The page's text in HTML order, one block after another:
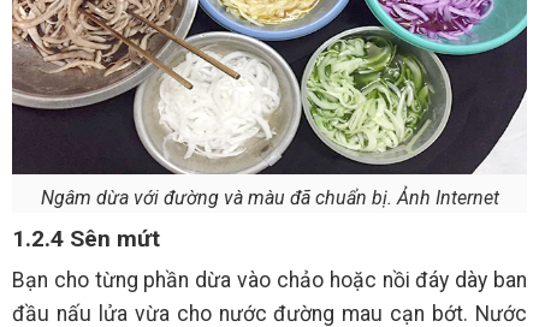
Ngâm dừa với đường và màu đã chuẩn bị. Ảnh Internet
1.2.4 Sên mứt
Bạn cho từng phần dừa vào chảo hoặc nồi đáy dày ban
đầu nấu lửa vừa cho nước đường mau cạn bớt. Nước